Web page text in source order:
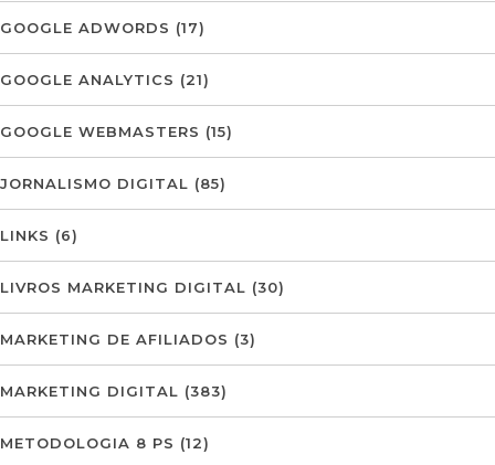
GOOGLE ADWORDS (17)
GOOGLE ANALYTICS (21)
GOOGLE WEBMASTERS (15)
JORNALISMO DIGITAL (85)
LINKS (6)
LIVROS MARKETING DIGITAL (30)
MARKETING DE AFILIADOS (3)
MARKETING DIGITAL (383)
METODOLOGIA 8 PS (12)